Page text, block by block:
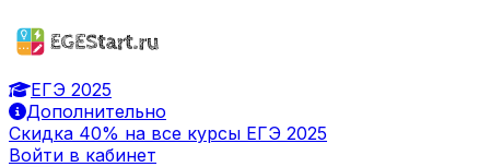
ЕГЭ 2025
Дополнительно
Скидка 40% на все курсы ЕГЭ 2025
Войти в кабинет